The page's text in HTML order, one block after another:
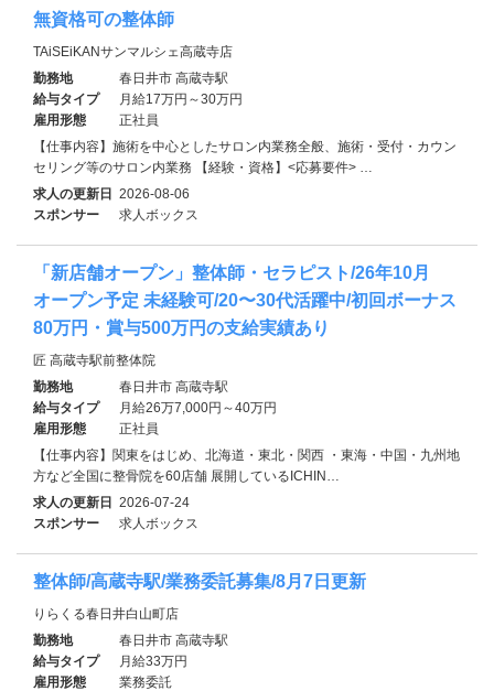
無資格可の整体師
TAiSEiKANサンマルシェ高蔵寺店
勤務地
春日井市 高蔵寺駅
給与タイプ
月給17万円～30万円
雇用形態
正社員
【仕事内容】施術を中心としたサロン内業務全般、施術・受付・カウン
セリング等のサロン内業務 【経験・資格】<応募要件> …
求人の更新日 2026-08-06
スポンサー
求人ボックス
「新店舗オープン」整体師・セラピスト/26年10月
オープン予定 未経験可/20〜30代活躍中/初回ボーナス
80万円・賞与500万円の支給実績あり
匠 高蔵寺駅前整体院
勤務地
春日井市 高蔵寺駅
給与タイプ
月給26万7,000円～40万円
雇用形態
正社員
【仕事内容】関東をはじめ、北海道・東北・関西 ・東海・中国・九州地
方など全国に整骨院を60店舗 展開しているICHIN…
求人の更新日 2026-07-24
スポンサー
求人ボックス
整体師/高蔵寺駅/業務委託募集/8月7日更新
りらくる春日井白山町店
勤務地
春日井市 高蔵寺駅
給与タイプ
月給33万円
雇用形態
業務委託